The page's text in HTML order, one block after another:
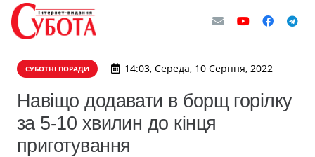
СУБОТНІ ПОРАДИ 14:03, Середа, 10 Серпня, 2022
Навіщо додавати в борщ горілку
за 5-10 хвилин до кінця
приготування